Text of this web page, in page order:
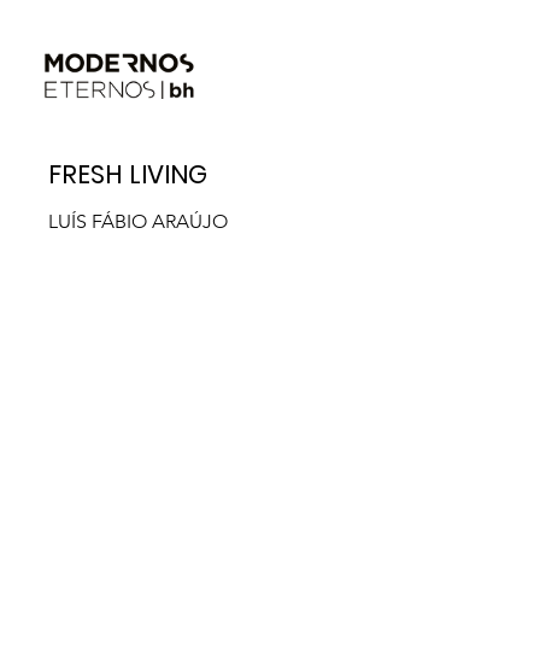
FRESH LIVING
LUÍS FÁBIO ARAÚJO